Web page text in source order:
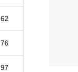
62
76
97